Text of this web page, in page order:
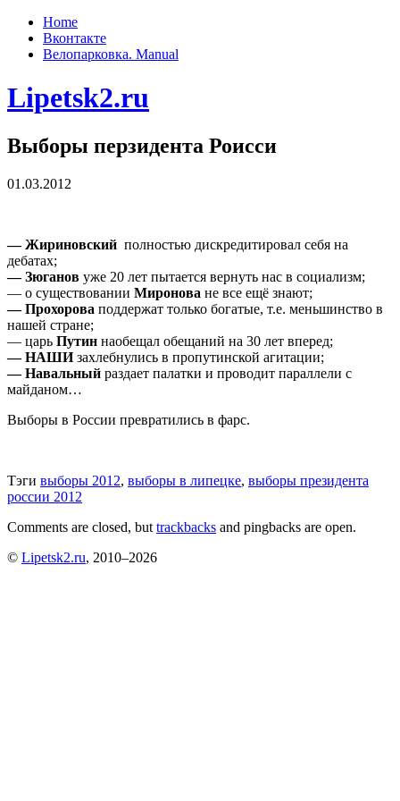
Home
Вконтакте
Велопарковка. Manual
Lipetsk2.ru
Выборы перзидента Роисси
01.03.2012
— Жириновский полностью дискредитировал себя на
дебатах;
— Зюганов уже 20 лет пытается вернуть нас в социализм;
— о существовании Миронова не все ещё знают;
— Прохорова поддержат только богатые, т.е. меньшинство в
нашей стране;
— царь Путин наобещал обещаний на 30 лет вперед;
— НАШИзахлебнулись в пропутинской агитации;
— Навальный раздает палатки и проводит параллели с
майданом…
Выборы в России превратились в фарс.
Тэги выборы 2012, выборы в липецке, выборы президента
россии 2012
Comments are closed, but trackbacks and pingbacks are open.
© Lipetsk2.ru, 2010–2026